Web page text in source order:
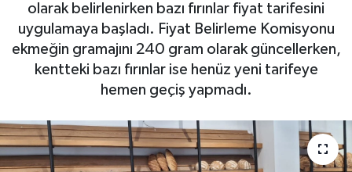
olarak belirlenirken bazı fırınlar fiyat tarifesini
uygulamaya başladı. Fiyat Belirleme Komisyonu
ekmeğin gramajını 240 gram olarak güncellerken,
kentteki bazı fırınlar ise henüz yeni tarifeye
hemen geçiş yapmadı.